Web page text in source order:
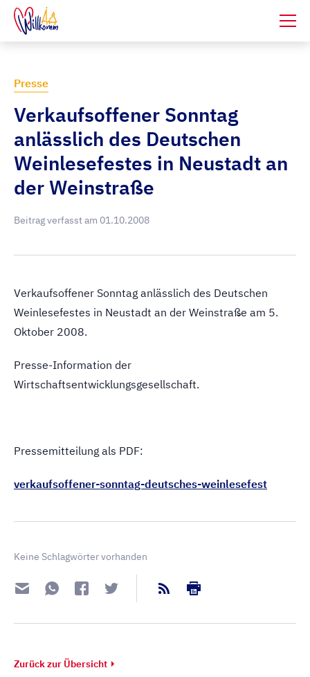
Presse
Verkaufsoffener Sonntag
anlässlich des Deutschen
Weinlesefestes in Neustadt an
der Weinstraße
Beitrag verfasst am 01.10.2008
Verkaufsoffener Sonntag anlässlich des Deutschen
Weinlesefestes in Neustadt an der Weinstraße am 5.
Oktober 2008.
Presse-Information der
Wirtschaftsentwicklungsgesellschaft.
Pressemitteilung als PDF:
verkaufsoffener-sonntag-deutsches-weinlesefest
Keine Schlagwörter vorhanden
Zurück zur Übersicht